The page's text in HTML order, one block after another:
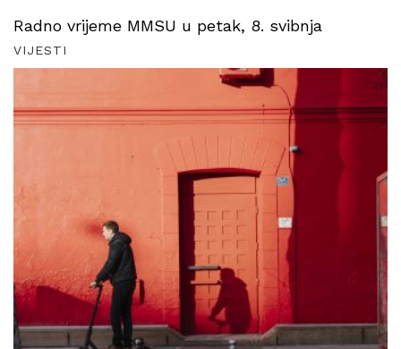
Radno vrijeme MMSU u petak, 8. svibnja
VIJESTI